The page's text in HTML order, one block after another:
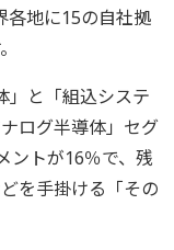
各地に15の自社拠
」と「組込システ
ログ半導体」セグ
ントが16％で、残
を手掛ける「その